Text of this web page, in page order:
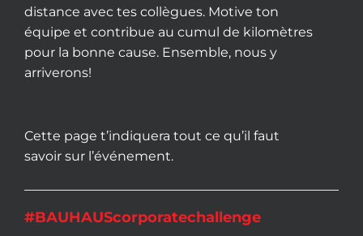
distance avec tes collègues. Motive ton
équipe et contribue au cumul de kilomètres
pour la bonne cause. Ensemble, nous y
arriverons!
Cette page t’indiquera tout ce qu’il faut
savoir sur l’événement.
#BAUHAUScorporatechallenge